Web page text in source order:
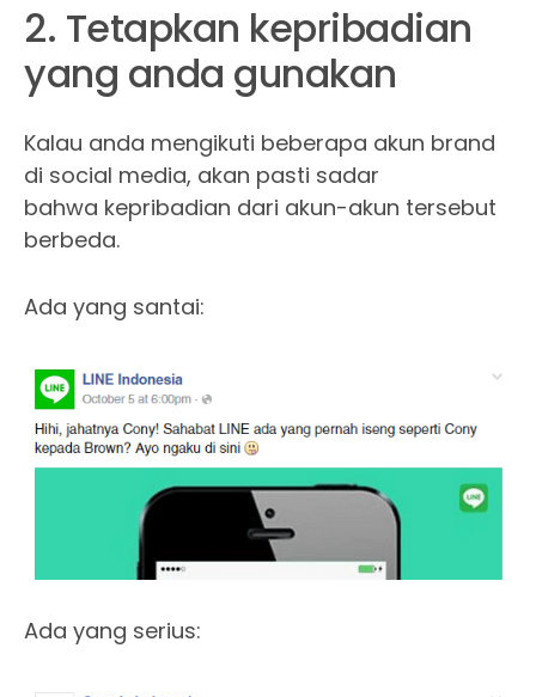
2. Tetapkan kepribadian
yang anda gunakan
Kalau anda mengikuti beberapa akun brand
di social media, akan pasti sadar
bahwa kepribadian dari akun-akun tersebut
berbeda.
Ada yang santai:
Ada yang serius: